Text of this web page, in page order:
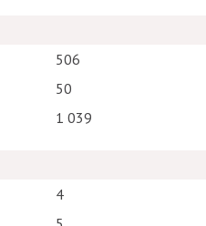
506
50
1 039
4